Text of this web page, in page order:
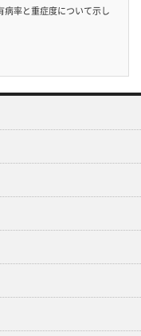
率と重症度について示し